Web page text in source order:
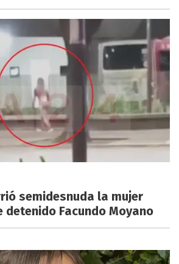
semidesnuda la mujer
detenido Facundo Moyano